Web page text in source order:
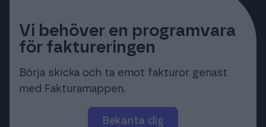
Vi behöver en programvara
för faktureringen
Börja skicka och ta emot fakturor genast
med Fakturamappen.
Bekanta dig